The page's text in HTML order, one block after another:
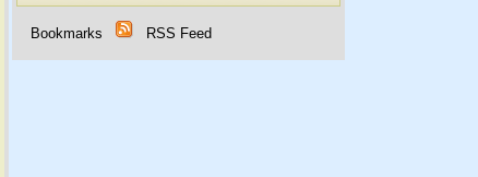
Bookmarks RSS Feed